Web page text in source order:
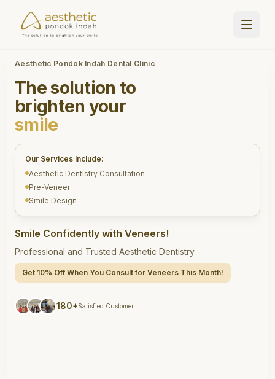
Aesthetic Pondok Indah Dental Clinic
The solution to
brighten your
smile
Our Services Include:
Aesthetic Dentistry Consultation
Pre-Veneer
Smile Design
Smile Confidently with Veneers!
Professional and Trusted Aesthetic Dentistry
Get 10% Off When You Consult for Veneers This Month!
180+Satisfied Customer